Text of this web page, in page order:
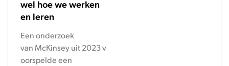
wel hoe we werken
en leren
Een onderzoek
van McKinsey uit 2023 v
oorspelde een